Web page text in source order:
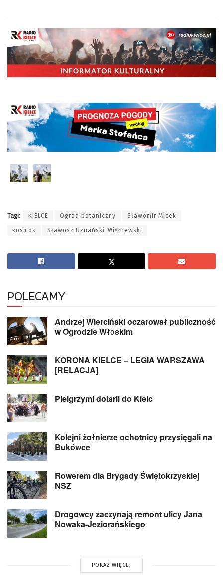
Tagi: KIELCE Ogród botaniczny Sławomir Micek
kosmos Sławosz Uznański-Wiśniewski
POLECAMY
Andrzej Wierciński oczarował publiczność
w Ogrodzie Włoskim
KORONA KIELCE – LEGIA WARSZAWA
[RELACJA]
Pielgrzymi dotarli do Kielc
Kolejni żołnierze ochotnicy przysięgali na
Bukówce
Rowerem dla Brygady Świętokrzyskiej
NSZ
Drogowcy zaczynają remont ulicy Jana
Nowaka-Jeziorańskiego
POKAŻ WIĘCEJ